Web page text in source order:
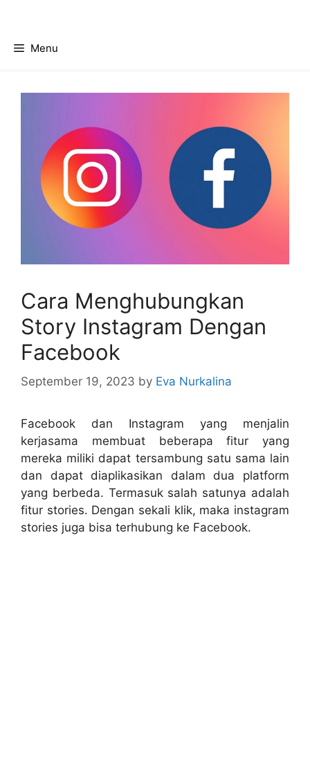
contentMenu
Cara Menghubungkan
Story Instagram Dengan
Facebook
September 19, 2023 by Eva Nurkalina
Facebook dan Instagram yang menjalin
kerjasama membuat beberapa fitur yang
mereka miliki dapat tersambung satu sama lain
dan dapat diaplikasikan dalam dua platform
yang berbeda. Termasuk salah satunya adalah
fitur stories. Dengan sekali klik, maka instagram
stories juga bisa terhubung ke Facebook.